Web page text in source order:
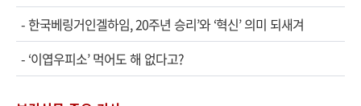
- 한국베링거인겔하임, 20주년 승리’와 ‘혁신’ 의미 되새겨
- ‘이엽우피소’ 먹어도 해 없다고?